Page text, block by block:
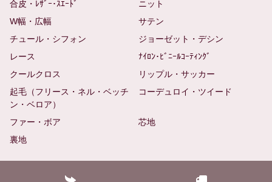
合皮・ﾚｻﾞｰ･ｽｴｰﾄﾞ
ニット
W幅・広幅
サテン
チュール・シフォン
ジョーゼット・デシン
レース
ﾅｲﾛﾝ･ﾋﾞﾆｰﾙｺｰﾃｨﾝｸﾞ
クールクロス
リップル・サッカー
起毛（フリース・ネル・ベッチ
ン・ベロア）
コーデュロイ・ツイード
ファー・ボア
芯地
裏地